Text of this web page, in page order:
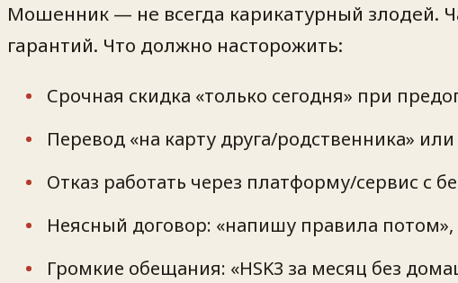
Мошенник — не всегда карикатурный злодей.
гарантий. Что должно насторожить:
Срочная скидка «только сегодня» при
Перевод «на карту друга/родственника»
Отказ работать через платформу/сервис с
Неясный договор: «напишу правила
Громкие обещания: «HSK3 за месяц без